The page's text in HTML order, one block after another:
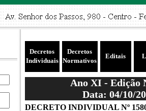
Decretos
Individuais
Decretos
Normativos
Editais
Ano XI - Edição
Data: 04/10/
DECRETO INDIVIDUAL Nº